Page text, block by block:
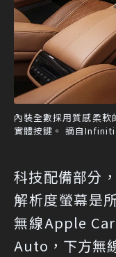
內裝全數採用質感柔
實體按鍵。 摘自Infiniti
科技配備部分
解析度螢幕是
無線Apple
Auto，下方無